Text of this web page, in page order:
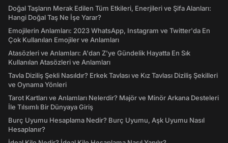
Doğal Taşların Merak Edilen Tüm Etkileri, Enerjileri ve Şifa Alanları:
Hangi Doğal Taş Ne İşe Yarar?
Emojilerin Anlamları: 2023 WhatsApp, Instagram ve Twitter'da En
Çok Kullanılan Emojiler ve Anlamları
Atasözleri ve Anlamları: A'dan Z'ye Gündelik Hayatta En Sık
Kullanılan Atasözleri ve Anlamları
Tavla Diziliş Şekli Nasıldır? Erkek Tavlası ve Kız Tavlası Diziliş Şekilleri
ve Oynama Yönleri
Tarot Kartları ve Anlamları Nelerdir? Majör ve Minör Arkana Desteleri
İle Tılsımlı Bir Dünyaya Giriş
Burç Uyumu Hesaplama Nedir? Burç Uyumu, Aşk Uyumu Nasıl
Hesaplanır?